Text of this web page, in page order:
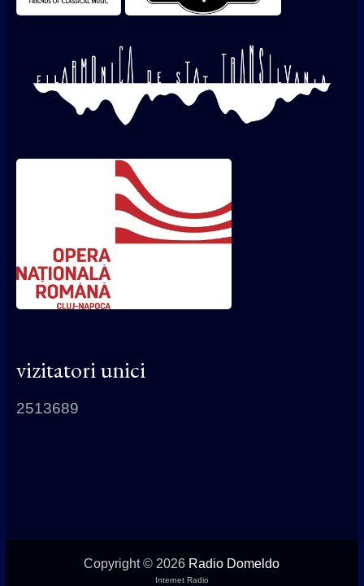
vizitatori unici
2513689
Copyright © 2026 Radio Domeldo
Internet Radio